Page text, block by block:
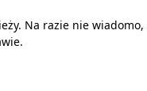
Na razie nie wiadomo,